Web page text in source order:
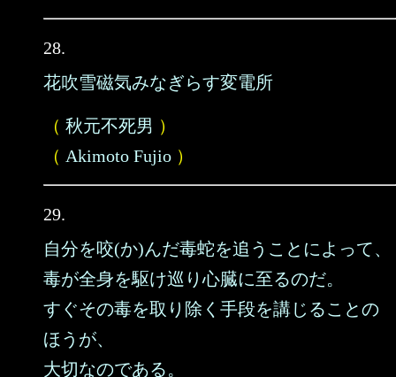
28.
花吹雪磁気みなぎらす変電所
（ 秋元不死男 ）
（ Akimoto Fujio ）
29.
自分を咬(か)んだ毒蛇を追うことによって、
毒が全身を駆け巡り心臓に至るのだ。
すぐその毒を取り除く手段を講じることの
ほうが、
大切なのである。